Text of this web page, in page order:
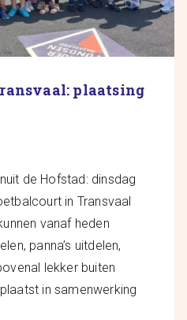
plaatsing
de Hofstad: dinsdag
in Transvaal
vanaf heden
panna’s uitdelen,
lekker buiten
in samenwerking